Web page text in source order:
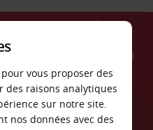
Menu
vous proposer des
des raisons analytiques
sur notre site.
nos données avec des